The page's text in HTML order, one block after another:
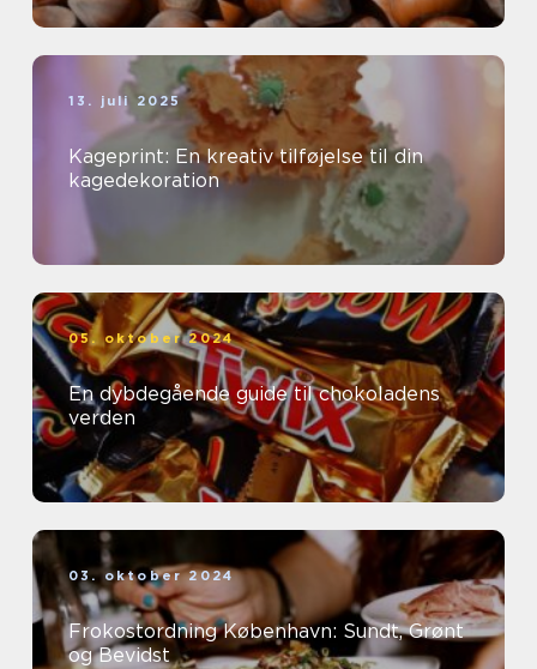
13. juli 2025
Kageprint: En kreativ tilføjelse til din
kagedekoration
05. oktober 2024
En dybdegående guide til chokoladens
verden
03. oktober 2024
Frokostordning København: Sundt, Grønt
og Bevidst